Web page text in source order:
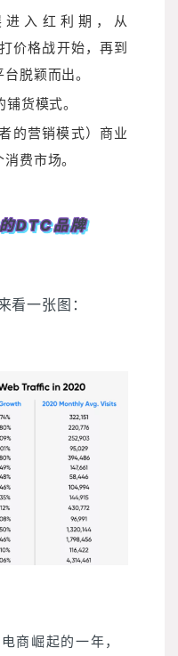
入红利期，从
价格战开始，再到
脱颖而出。
货模式。
的营销模式）商业
费市场。
DTC品牌
看一张图：
商崛起的一年，